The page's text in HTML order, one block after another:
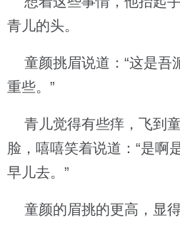
青儿的头。
童颜挑眉说道：“这是吾
重些。”
青儿觉得有些痒，飞到
脸，嘻嘻笑着说道：“是啊
早儿去。”
童颜的眉挑的更高，显